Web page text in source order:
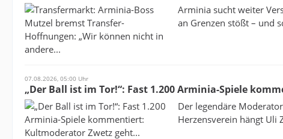
Arminia sucht weiter
an Grenzen stößt – und
07.08.2026, 05:00 Uhr
„Der Ball ist im Tor!“: Fast 1.200 Arminia-Spiele
Der legendäre
Herzensverein hängt Uli